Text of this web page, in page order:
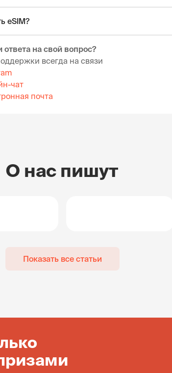
eSIM?
на свой вопрос?
всегда на связи
чат
почта
О нас пишут
Показать все статьи